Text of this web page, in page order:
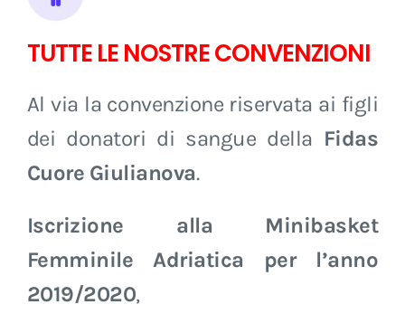
CONTATTI
TUTTE LE NOSTRE CONVENZIONI
Al via la convenzione riservata ai figli
dei donatori di sangue della Fidas
Cuore Giulianova.
Iscrizione alla Minibasket
Femminile Adriatica per l’anno
2019/2020,